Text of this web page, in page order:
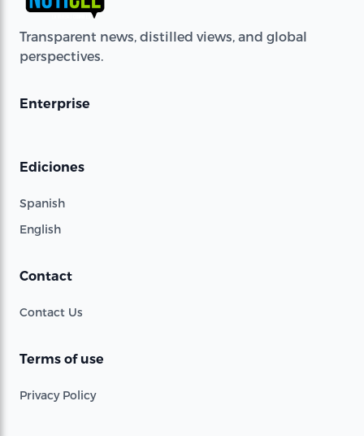
Transparent news, distilled views, and global
perspectives.
Enterprise
Ediciones
Spanish
English
Contact
Contact Us
Terms of use
Privacy Policy